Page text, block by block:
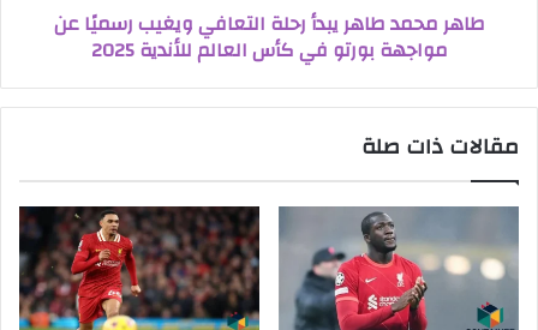
طاهر محمد طاهر يبدأ رحلة التعافي ويغيب رسميًا عن
مواجهة بورتو في كأس العالم للأندية 2025
مقالات ذات صلة